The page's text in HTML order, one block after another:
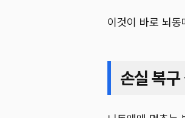
이것이 바로 뇌
손실 복